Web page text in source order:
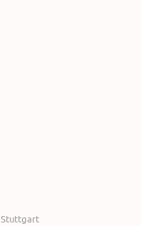
Stuttgart